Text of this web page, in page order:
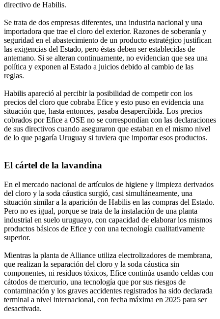
directivo de Habilis.
Se trata de dos empresas diferentes, una industria nacional y una
importadora que trae el cloro del exterior. Razones de soberanía y
seguridad en el abastecimiento de un producto estratégico justifican
las exigencias del Estado, pero éstas deben ser establecidas de
antemano. Si se alteran continuamente, no evidencian que sea una
política y exponen al Estado a juicios debido al cambio de las
reglas.
Habilis apareció al percibir la posibilidad de competir con los
precios del cloro que cobraba Efice y esto puso en evidencia una
situación que, hasta entonces, pasaba desapercibida. Los precios
cobrados por Efice a OSE no se correspondían con las declaraciones
de sus directivos cuando aseguraron que estaban en el mismo nivel
de lo que pagaría Uruguay si tuviera que importar esos productos.
El cártel de la lavandina
En el mercado nacional de artículos de higiene y limpieza derivados
del cloro y la soda cáustica surgió, casi simultáneamente, una
situación similar a la aparición de Habilis en las compras del Estado.
Pero no es igual, porque se trata de la instalación de una planta
industrial en suelo uruguayo, con capacidad de elaborar los mismos
productos básicos de Efice y con una tecnología cualitativamente
superior.
Mientras la planta de Alliance utiliza electrolizadores de membrana,
que realizan la separación del cloro y la soda cáustica sin
componentes, ni residuos tóxicos, Efice continúa usando celdas con
cátodos de mercurio, una tecnología que por sus riesgos de
contaminación y los graves accidentes registrados ha sido declarada
terminal a nivel internacional, con fecha máxima en 2025 para ser
desactivada.